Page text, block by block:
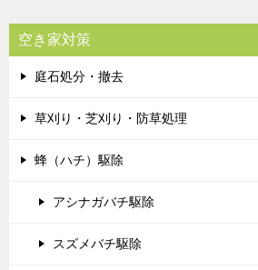
空き家対策
庭石処分・撤去
草刈り・芝刈り・防草処理
蜂（ハチ）駆除
アシナガバチ駆除
スズメバチ駆除